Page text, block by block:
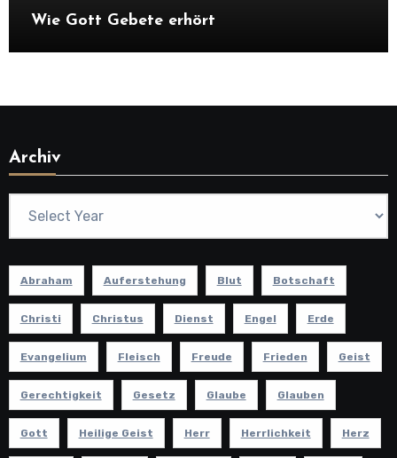
Wie Gott Gebete erhört
Archiv
Abraham Auferstehung Blut Botschaft
Christi Christus Dienst Engel Erde
Evangelium Fleisch Freude Frieden Geist
Gerechtigkeit Gesetz Glaube Glauben
Gott Heilige Geist Herr Herrlichkeit Herz